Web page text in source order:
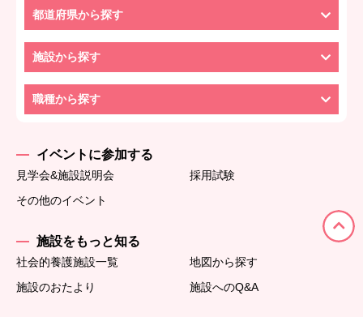
都道府県から探す
施設から探す
職種から探す
イベントに参加する
見学会&施設説明会
採用試験
その他のイベント
施設をもっと知る
社会的養護施設一覧
地図から探す
施設のおたより
施設へのQ&A